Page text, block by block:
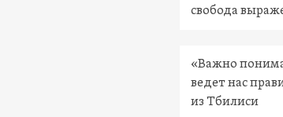
свобода
«Важно
ведет нас
из Тбилиси